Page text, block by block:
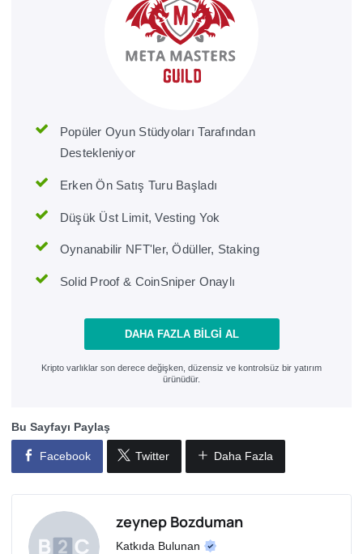
Popüler Oyun Stüdyoları Tarafından
Destekleniyor
Erken Ön Satış Turu Başladı
Düşük Üst Limit, Vesting Yok
Oynanabilir NFT'ler, Ödüller, Staking
Solid Proof & CoinSniper Onaylı
DAHA FAZLA BILGI AL
Kripto varlıklar son derece değişken, düzensiz ve kontrolsüz bir yatırım
ürünüdür.
Bu Sayfayı Paylaş
Facebook Twitter Daha Fazla
zeynep Bozduman
Katkıda Bulunan